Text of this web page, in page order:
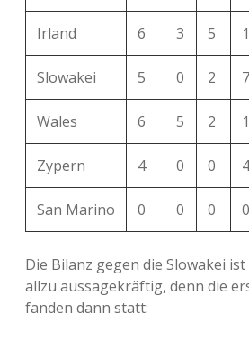
Irland 6 3 5
Slowakei 5 0 2 7
Wales 6 5 2
Zypern 4 0 0 4
San Marino 0 0 0 0
Die Bilanz gegen die Slowakei
allzu aussagekräftig, denn die
fanden dann statt: